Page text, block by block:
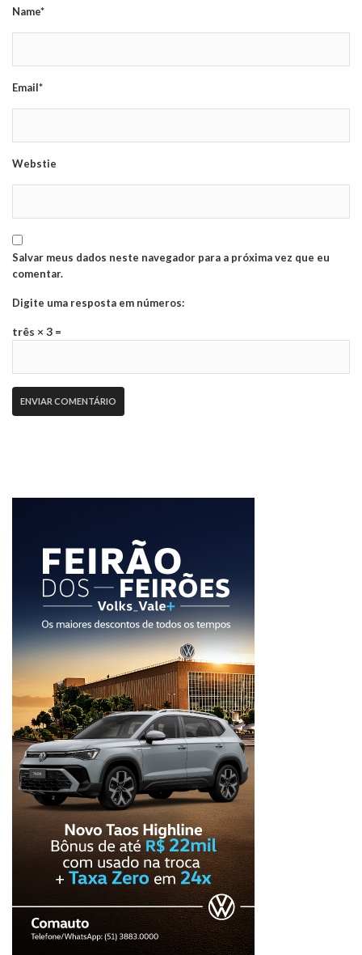
Name*
Email*
Webstie
Salvar meus dados neste navegador para a próxima vez que eu
comentar.
Digite uma resposta em números:
três × 3 =